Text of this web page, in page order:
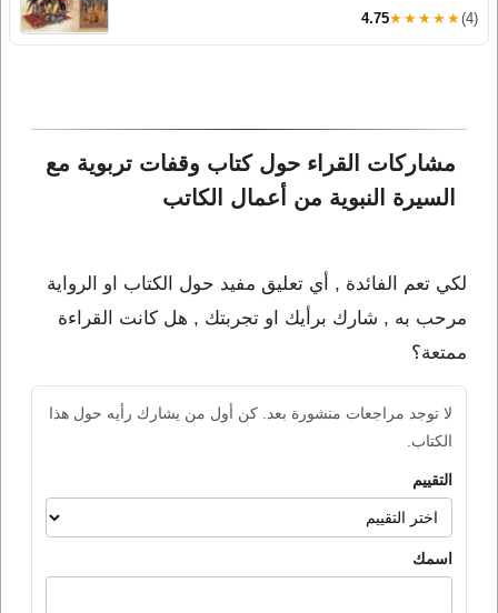
4.75★★★★★ (4)
مشاركات القراء حول كتاب وقفات تربوية مع
السيرة النبوية من أعمال الكاتب
لكي تعم الفائدة , أي تعليق مفيد حول الكتاب او الرواية
مرحب به , شارك برأيك او تجربتك , هل كانت القراءة
ممتعة؟
لا توجد مراجعات منشورة بعد. كن أول من يشارك رأيه حول هذا
الكتاب.
التقييم
اسمك